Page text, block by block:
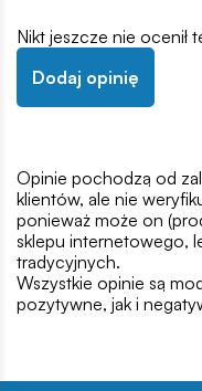
Nikt jeszcze nie ocenił
Dodaj opinię
Opinie pochodzą od
klientów, ale nie
ponieważ może on
sklepu internetowego,
tradycyjnych.
Wszystkie opinie są
pozytywne, jak i